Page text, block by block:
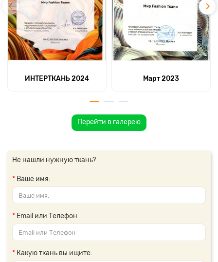
ИНТЕРТКАНЬ 2024 Март 2023
Перейти в галерею
Не нашли нужную ткань?
Ваше имя:
Email или Телефон
Какую ткань вы ищите: